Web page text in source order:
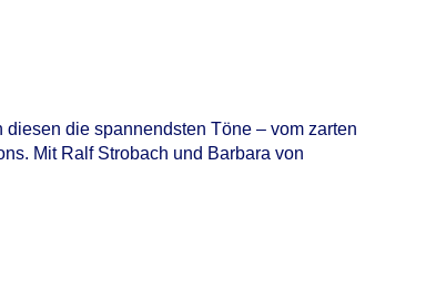
die spannendsten Töne – vom zarten
Mit Ralf Strobach und Barbara von